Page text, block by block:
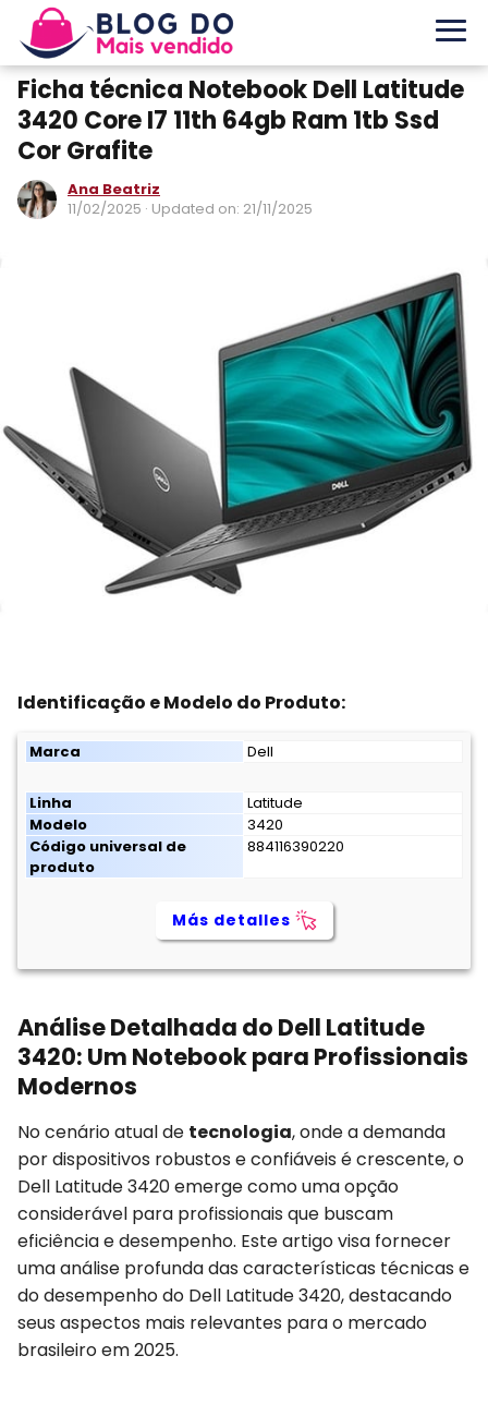
Ficha técnica Notebook Dell Latitude
3420 Core I7 11th 64gb Ram 1tb Ssd
Cor Grafite
Ana Beatriz
11/02/2025 · Updated on: 21/11/2025
Identificação e Modelo do Produto:
Marca Dell
Linha
Latitude
Modelo
3420
Código universal de
produto
884116390220
Más detalles
Análise Detalhada do Dell Latitude
3420: Um Notebook para Profissionais
Modernos
No cenário atual de tecnologia, onde a demanda
por dispositivos robustos e confiáveis é crescente, o
Dell Latitude 3420 emerge como uma opção
considerável para profissionais que buscam
eficiência e desempenho. Este artigo visa fornecer
uma análise profunda das características técnicas e
do desempenho do Dell Latitude 3420, destacando
seus aspectos mais relevantes para o mercado
brasileiro em 2025.